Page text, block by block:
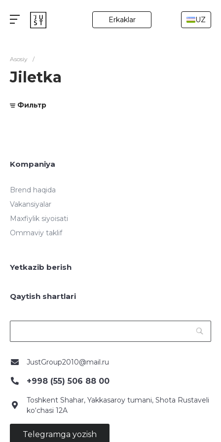
Erkaklar UZ
Asosiy /
Jiletka
Фильтр
Kompaniya
Brend haqida
Vakansiyalar
Maxfiylik siyoisati
Ommaviy taklif
Yetkazib berish
Qaytish shartlari
JustGroup2010@mail.ru
+998 (55) 506 88 00
Toshkent Shahar, Yakkasaroy tumani, Shota Rustaveli
ko‘chasi 12A
Telegramga yozish